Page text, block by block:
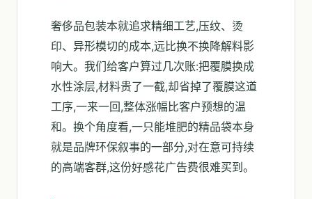
奢侈品包装本就追求精细工艺,压纹、烫
印、异形模切的成本,远比换不换降解料影
响大。我们给客户算过几次账:把覆膜换成
水性涂层,材料贵了一截,却省掉了覆膜这道
工序,一来一回,整体涨幅比客户预想的温
和。换个角度看,一只能堆肥的精品袋本身
就是品牌环保叙事的一部分,对在意可持续
的高端客群,这份好感花广告费很难买到。